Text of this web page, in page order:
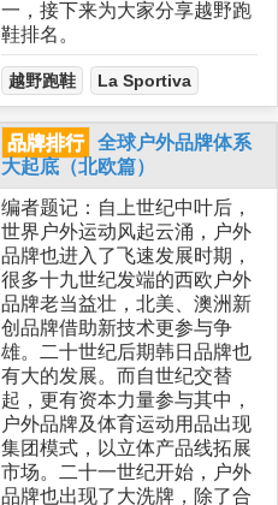
一，接下来为大家分享越野跑
鞋排名。
越野跑鞋 La Sportiva
品牌排行
全球户外品牌体系
大起底（北欧篇）
编者题记：自上世纪中叶后，
世界户外运动风起云涌，户外
品牌也进入了飞速发展时期，
很多十九世纪发端的西欧户外
品牌老当益壮，北美、澳洲新
创品牌借助新技术更参与争
雄。二十世纪后期韩日品牌也
有大的发展。而自世纪交替
起，更有资本力量参与其中，
户外品牌及体育运动用品出现
集团模式，以立体产品线拓展
市场。二十一世纪开始，户外
品牌也出现了大洗牌，除了合